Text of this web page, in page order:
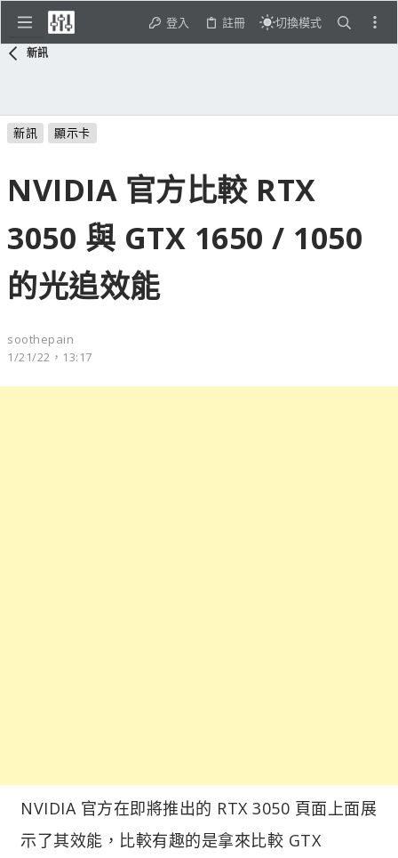
登入 註冊 切換模式
新訊
新訊 顯示卡
NVIDIA 官方比較 RTX
3050 與 GTX 1650 / 1050
的光追效能
soothepain
1/21/22，13:17
NVIDIA 官方在即將推出的 RTX 3050 頁面上面展
示了其效能，比較有趣的是拿來比較 GTX